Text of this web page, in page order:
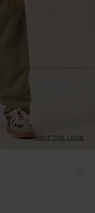
SHOP THE LOOK